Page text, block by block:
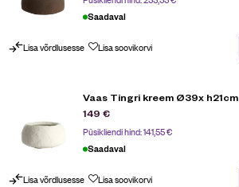
Saadaval
Lisa võrdlusesse Lisa soovikorvi
Vaas Tingri kreem Ø39x h21cm
149 €
Püsikliendi hind:141,55€
Saadaval
Lisa võrdlusesse Lisa soovikorvi